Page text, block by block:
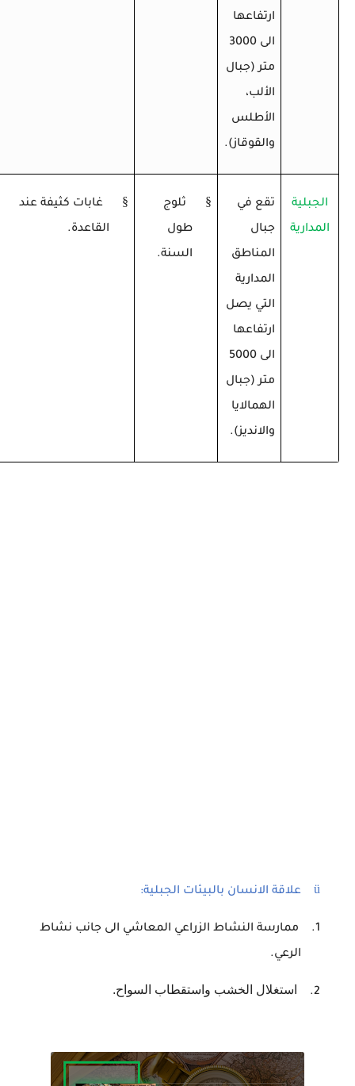
ارتفاعها
الى 3000
متر (جبال
الألب،
الأطلس
والقوقاز).
الجبلية
المدارية
تقع في
جبال
المناطق
المدارية
التي يصل
ارتفاعها
الى 5000
متر (جبال
الهمالايا
والانديز).
§
ثلوج
طول
السنة.
§
غابات كثيفة عند
القاعدة.
ü علاقة الانسان بالبيئات الجبلية:
1.
ممارسة النشاط الزراعي المعاشي الى جانب نشاط
الرعي.
2. استغلال الخشب واستقطاب السواح.